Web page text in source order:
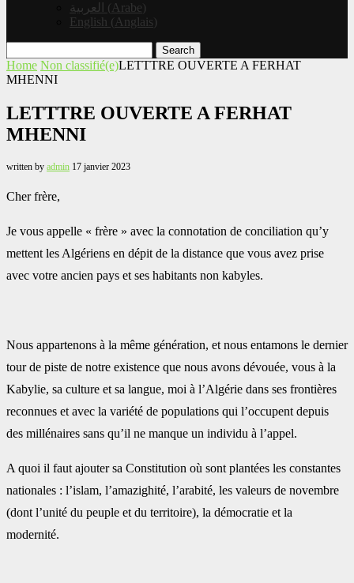
العربية
( Arabe )
English ( Anglais )
Search
Home Non classifié(e)LETTTRE OUVERTE A FERHAT
MHENNI
LETTTRE OUVERTE A FERHAT
MHENNI
written by admin 17 janvier 2023
Cher frère,‎
Je vous appelle « frère » avec la connotation de conciliation qu’y
mettent les Algériens en dépit de la ‎distance que vous avez prise
avec votre ancien pays et ses habitants non kabyles.
Nous appartenons à la même génération, et nous entamons le dernier
tour de piste de notre ‎existence que nous avons dévouée, vous à la
Kabylie, sa culture et sa langue, moi à l’Algérie dans ses ‎frontières
reconnues et avec la variété de populations qui l’occupent depuis
des millénaires sans qu’il ‎ne manque un individu à l’appel.
A quoi il faut ajouter sa Constitution où sont plantées les ‎constantes
nationales : l’islam, l’amazighité, l’arabité, les valeurs de novembre
(dont l’unité du peuple ‎et du territoire), la démocratie et la
modernité.